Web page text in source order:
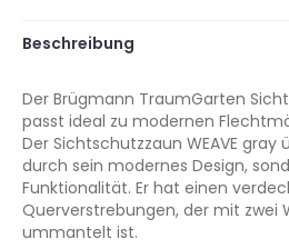
Beschreibung
Der Brügmann TraumGarten
passt ideal zu modernen
Der Sichtschutzzaun WEAVE
durch sein modernes Design,
Funktionalität. Er hat einen
Querverstrebungen, der mit zwei
ummantelt ist.